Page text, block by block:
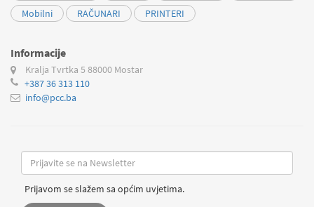
Mobilni
RAČUNARI PRINTERI
Informacije
Kralja Tvrtka 5 88000 Mostar
+387 36 313 110
info@pcc.ba
Prijavom se slažem sa općim uvjetima.